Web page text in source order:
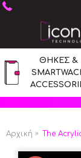
ΘΗΚΕΣ &
Αρχική The